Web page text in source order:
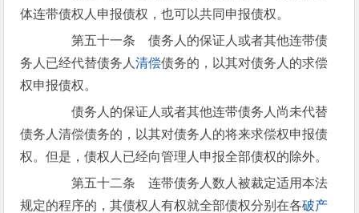
体连带债权人申报债权，也可以共同申报债权。
第五十一条 债务人的保证人或者其他连带债
务人已经代替债务人清偿债务的，以其对债务人的求偿
权申报债权。
债务人的保证人或者其他连带债务人尚未代替
债务人清偿债务的，以其对债务人的将来求偿权申报债
权。但是，债权人已经向管理人申报全部债权的除外。
第五十二条 连带债务人数人被裁定适用本法
规定的程序的，其债权人有权就全部债权分别在各破产